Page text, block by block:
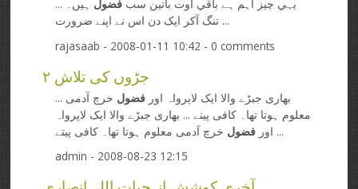
... يہي چيز اہم ہے باقي اوت باتين سب فضول ہيں۔
تنگ آکر ايک دن اس نے اپنے ضرورت ...
rajasaab - 2008-01-11 10:42 - 0 comments
جڑوں کی تلاش ۲
... بھاری جبڑے والا ایک لاپرواہ اور فضول خرچ آدمی
معلوم ہوتا تھا۔ کافی پیتے ... بھاری جبڑے والا ایک لاپرواہ
اور فضول
خرچ آدمی معلوم ہوتا تھا۔ کافی پیتے ...
admin - 2008-08-23 12:15